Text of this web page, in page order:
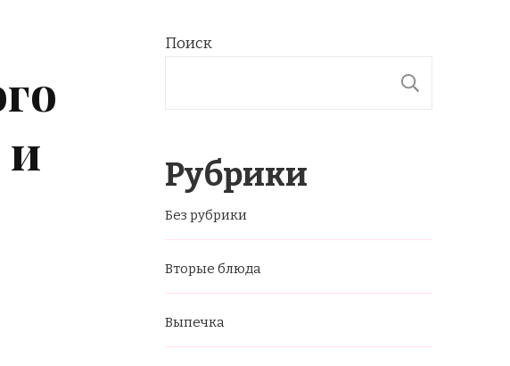
и
Поиск
Рубрики
Без рубрики
Вторые блюда
Выпечка